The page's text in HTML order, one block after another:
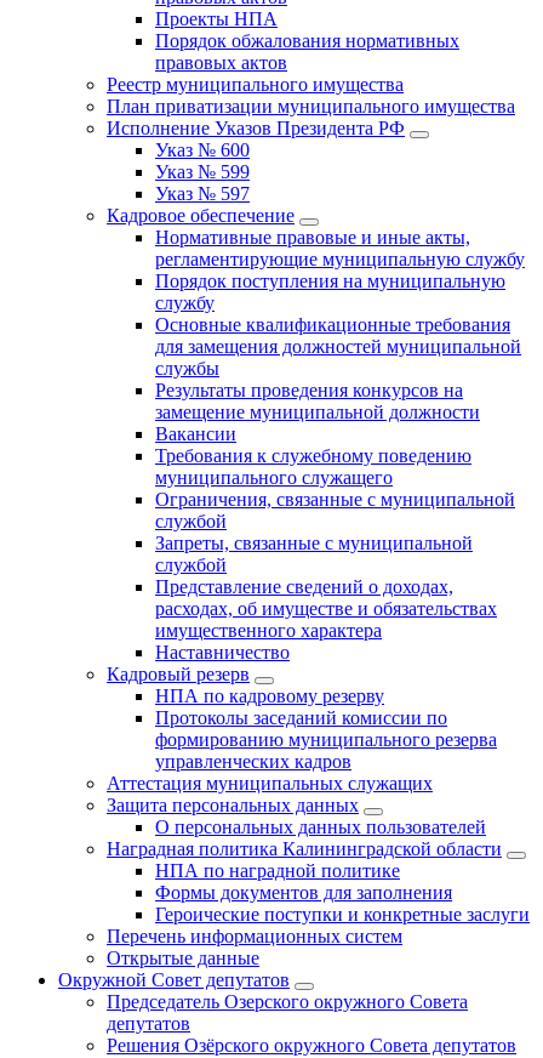
Проекты НПА
Порядок обжалования нормативных
правовых актов
Реестр муниципального имущества
План приватизации муниципального имущества
Исполнение Указов Президента РФ
Указ № 600
Указ № 599
Указ № 597
Кадровое обеспечение
Нормативные правовые и иные акты,
регламентирующие муниципальную службу
Порядок поступления на муниципальную
службу
Основные квалификационные требования
для замещения должностей муниципальной
службы
Результаты проведения конкурсов на
замещение муниципальной должности
Вакансии
Требования к служебному поведению
муниципального служащего
Ограничения, связанные с муниципальной
службой
Запреты, связанные с муниципальной
службой
Представление сведений о доходах,
расходах, об имуществе и обязательствах
имущественного характера
Наставничество
Кадровый резерв
НПА по кадровому резерву
Протоколы заседаний комиссии по
формированию муниципального резерва
управленческих кадров
Аттестация муниципальных служащих
Защита персональных данных
О персональных данных пользователей
Наградная политика Калининградской области
НПА по наградной политике
Формы документов для заполнения
Героические поступки и конкретные заслуги
Перечень информационных систем
Открытые данные
Окружной Совет депутатов
Председатель Озерского окружного Совета
депутатов
Решения Озёрского окружного Совета депутатов